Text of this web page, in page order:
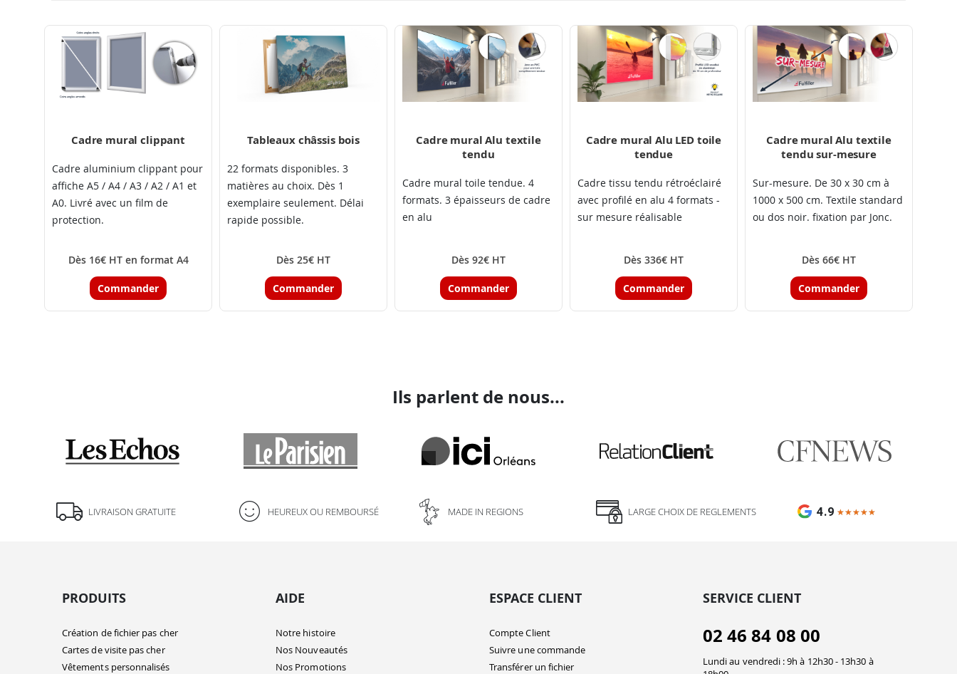
Pas d'inquiétude, vous
moment en paramétrant vos
Cadre mural clippant
Cadre aluminium clippant pour
affiche A5 / A4 / A3 / A2 / A1 et
A0. Livré avec un film de
protection.
Dès 16€ HT en format A4
Commander
Tableaux châssis bois
22 formats disponibles. 3
matières au choix. Dès 1
exemplaire seulement. Délai
rapide possible.
Dès 25€ HT
Commander
Cadre mural Alu textile
tendu
Cadre mural toile tendue. 4
formats. 3 épaisseurs de cadre
en alu
Dès 92€ HT
Commander
Cadre mural Alu LED toile
tendue
Cadre tissu tendu rétroéclairé
avec profilé en alu 4 formats -
sur mesure réalisable
Dès 336€ HT
Commander
Cadre mural Alu textile
tendu sur-mesure
Sur-mesure. De 30 x 30 cm à
1000 x 500 cm. Textile standard
ou dos noir. fixation par Jonc.
Dès 66€ HT
Commander
Ils parlent de nous...
LIVRAISON GRATUITE HEUREUX OU REMBOURSÉ MADE IN REGIONS LARGE CHOIX DE REGLEMENTS 4.9 ★★★★★
★★★★★
PRODUITS
Création de fichier pas cher
Cartes de visite pas cher
Vêtements personnalisés
AIDE
Notre histoire
Nos Nouveautés
Nos Promotions
ESPACE CLIENT
Compte Client
Suivre une commande
Transférer un fichier
SERVICE CLIENT
02 46 84 08 00
Lundi au vendredi : 9h à 12h30 - 13h30 à
IA + équipe disponible 24/7